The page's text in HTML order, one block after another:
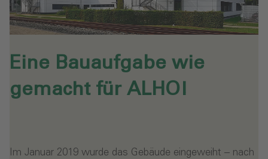
Eine Bauaufgabe wie
gemacht für ALHO!
Im Januar 2019 wurde das Gebäude eingeweiht – nach